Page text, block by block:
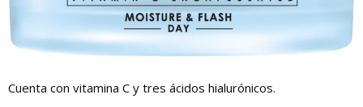
Cuenta con vitamina C y tres ácidos hialurónicos.